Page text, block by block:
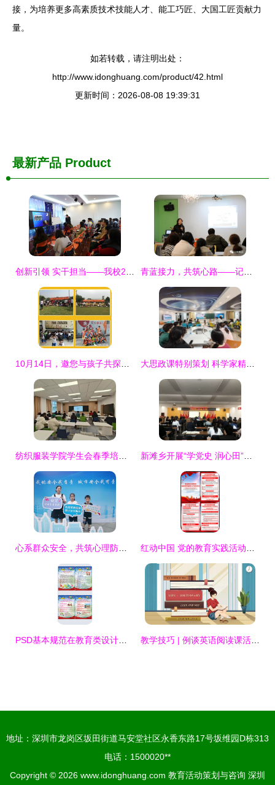
接，为培养更多高素质技术技能人才、能工巧匠、大国工匠贡献力
量。
如若转载，请注明出处：
http://www.idonghuang.com/product/42.html
更新时间：2026-08-08 19:39:31
最新产品 Product
地址：深圳市龙岗区坂田街道马安堂社区永香东路17号坂维园D栋313
电话：1500020**
Copyright © 2026 www.idonghuang.com 教育活动策划与咨询 深圳